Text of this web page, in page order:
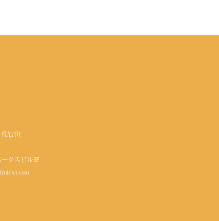
官山
クスビル3F